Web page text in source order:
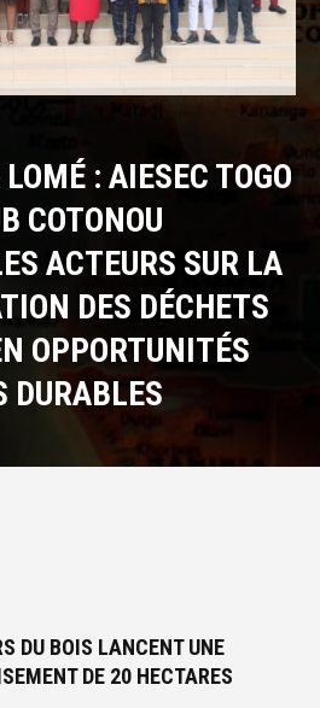
: AIESEC TOGO
COTONOU
ACTEURS SUR LA
DES DÉCHETS
OPPORTUNITÉS
DURABLES
DU BOIS LANCENT UNE
DE 20 HECTARES